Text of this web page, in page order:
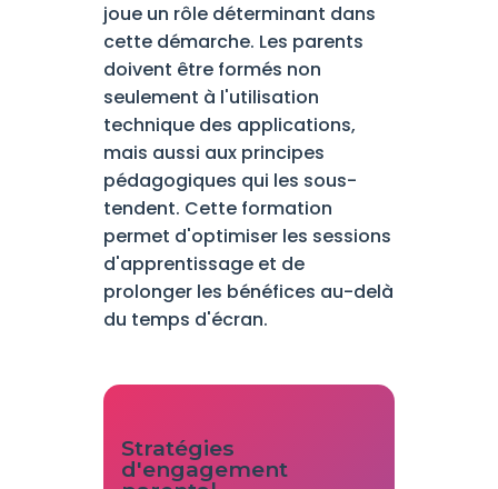
joue un rôle déterminant dans
cette démarche. Les parents
doivent être formés non
seulement à l'utilisation
technique des applications,
mais aussi aux principes
pédagogiques qui les sous-
tendent. Cette formation
permet d'optimiser les sessions
d'apprentissage et de
prolonger les bénéfices au-delà
du temps d'écran.
Stratégies
d'engagement